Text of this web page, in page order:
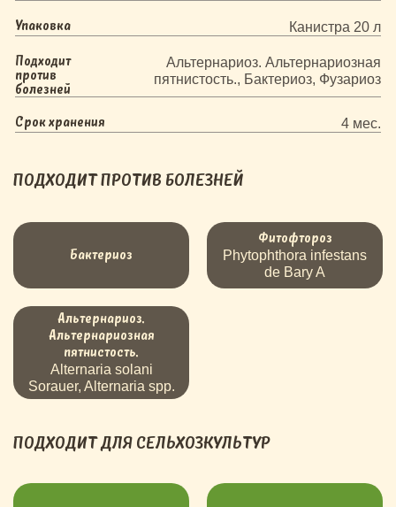
Упаковка Канистра 20 л
Подходит
против
болезней
Альтернариоз. Альтернариозная
пятнистость., Бактериоз, Фузариоз
Срок хранения 4 мес.
ПОДХОДИТ ПРОТИВ БОЛЕЗНЕЙ
Бактериоз
Фитофтороз
Phytophthora infestans
de Bary A
Альтернариоз.
Альтернариозная
пятнистость.
Alternaria solani
Sorauer, Alternaria spp.
ПОДХОДИТ ДЛЯ СЕЛЬХОЗКУЛЬТУР